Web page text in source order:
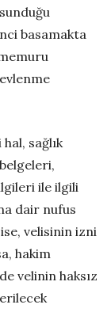
basamakta
sağlık
ile ilgili
dair nufus
velisinin izni
hakim
velinin haksız